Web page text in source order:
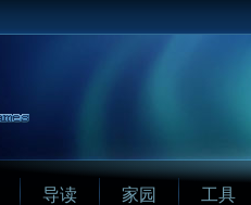
导读 家园 工具